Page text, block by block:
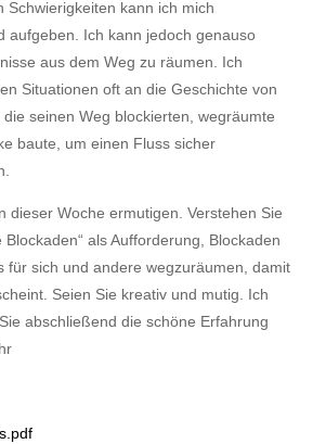
Schwierigkeiten kann ich mich
aufgeben. Ich kann jedoch genauso
aus dem Weg zu räumen. Ich
Situationen oft an die Geschichte von
seinen Weg blockierten, wegräumte
baute, um einen Fluss sicher
dieser Woche ermutigen. Verstehen Sie
Blockaden“ als Aufforderung, Blockaden
für sich und andere wegzuräumen, damit
Seien Sie kreativ und mutig. Ich
abschließend die schöne Erfahrung